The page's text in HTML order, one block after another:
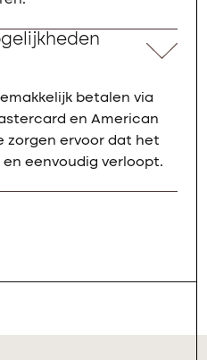
betalen via
en American
zorgen ervoor dat het
eenvoudig verloopt.